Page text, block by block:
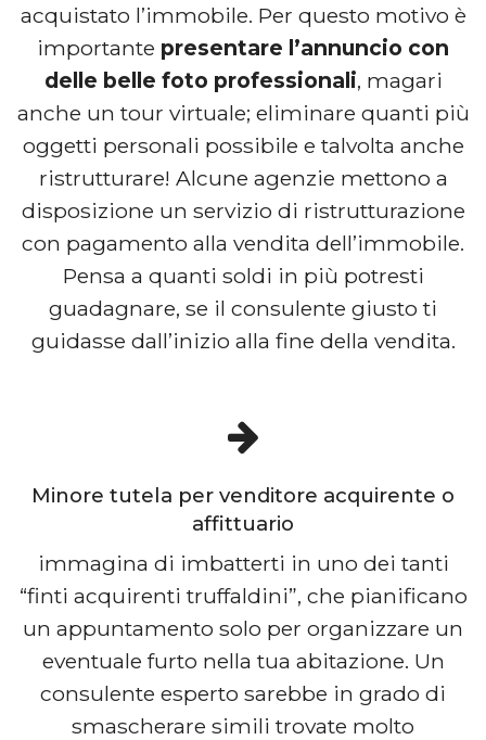
acquistato l’immobile. Per questo motivo è
importante presentare l’annuncio con
delle belle foto professionali, magari
anche un tour virtuale; eliminare quanti più
oggetti personali possibile e talvolta anche
ristrutturare! Alcune agenzie mettono a
disposizione un servizio di ristrutturazione
con pagamento alla vendita dell’immobile.
Pensa a quanti soldi in più potresti
guadagnare, se il consulente giusto ti
guidasse dall’inizio alla fine della vendita.
Minore tutela per venditore acquirente o
affittuario
immagina di imbatterti in uno dei tanti
“finti acquirenti truffaldini”, che pianificano
un appuntamento solo per organizzare un
eventuale furto nella tua abitazione. Un
consulente esperto sarebbe in grado di
smascherare simili trovate molto